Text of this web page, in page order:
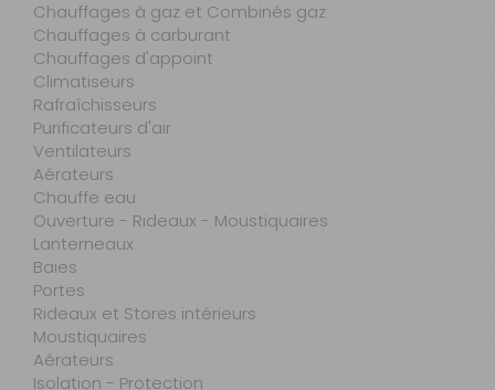
Chauffages à gaz et Combinés gaz
Chauffages à carburant
Chauffages d'appoint
Climatiseurs
Rafraîchisseurs
Purificateurs d'air
Ventilateurs
Aérateurs
Chauffe eau
Ouverture - Rideaux - Moustiquaires
Lanterneaux
Baies
Portes
Rideaux et Stores intérieurs
Moustiquaires
Aérateurs
Isolation - Protection